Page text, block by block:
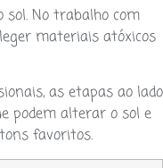
No trabalho com
materiais atóxicos
as etapas ao lado
podem alterar o sol e
favoritos.